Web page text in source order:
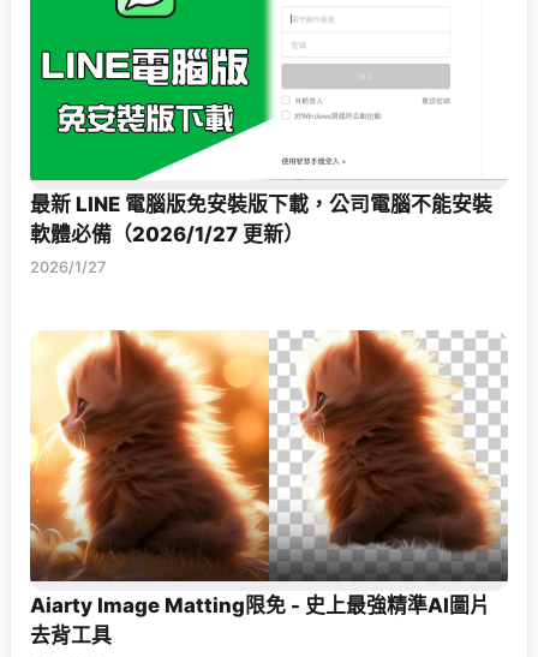
最新 LINE 電腦版免安裝版下載，公司電腦不能安裝
軟體必備（2026/1/27 更新）
2026/1/27
Aiarty Image Matting限免 - 史上最強精準AI圖片
去背工具